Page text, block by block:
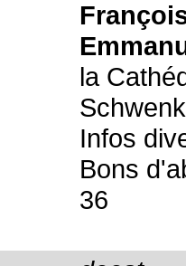
la
Infos
Bons
36